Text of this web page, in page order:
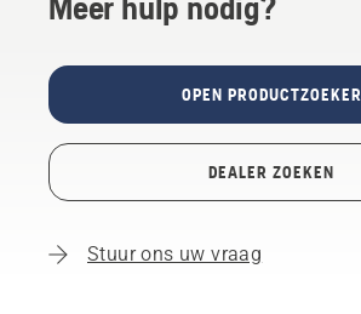
OPEN PRODUCTZOEKER
DEALER ZOEKEN
Stuur ons uw vraag